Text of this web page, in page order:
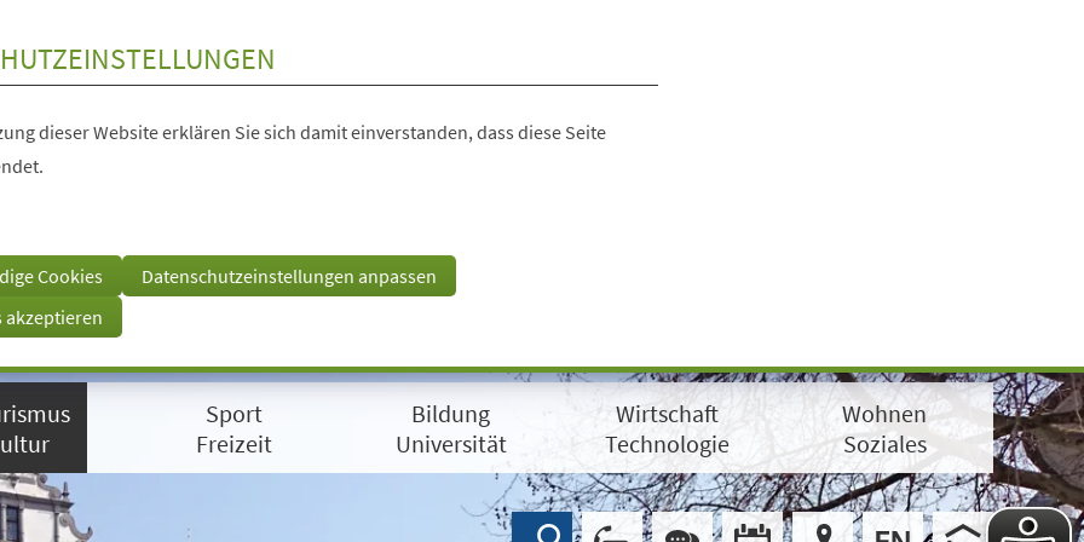
dieser Website erklären Sie sich damit einverstanden, dass diese Seite
Cookies
Datenschutzeinstellungen anpassen
akzeptieren
Sport
Freizeit
Bildung
Universität
Wirtschaft
Technologie
Wohnen
Soziales